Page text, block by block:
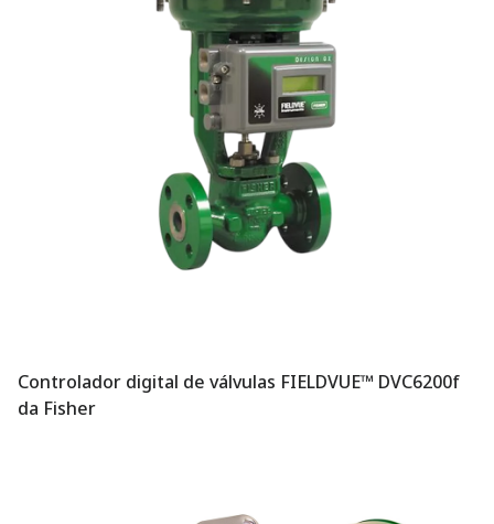
Controlador digital de válvulas FIELDVUE™ DVC6200f
da Fisher